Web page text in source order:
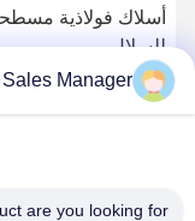
أسلاك فولاذية
للسلال
Sales Manager
are you looking for?